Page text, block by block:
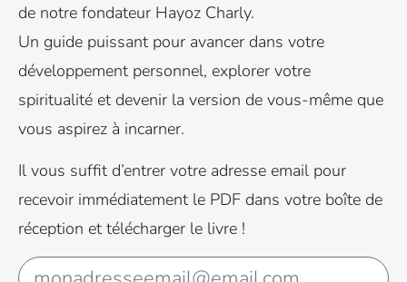
de notre fondateur Hayoz Charly.
Un guide puissant pour avancer dans votre
développement personnel, explorer votre
spiritualité et devenir la version de vous-même que
vous aspirez à incarner.
Il vous suffit d’entrer votre adresse email pour
recevoir immédiatement le PDF dans votre boîte de
réception et télécharger le livre !